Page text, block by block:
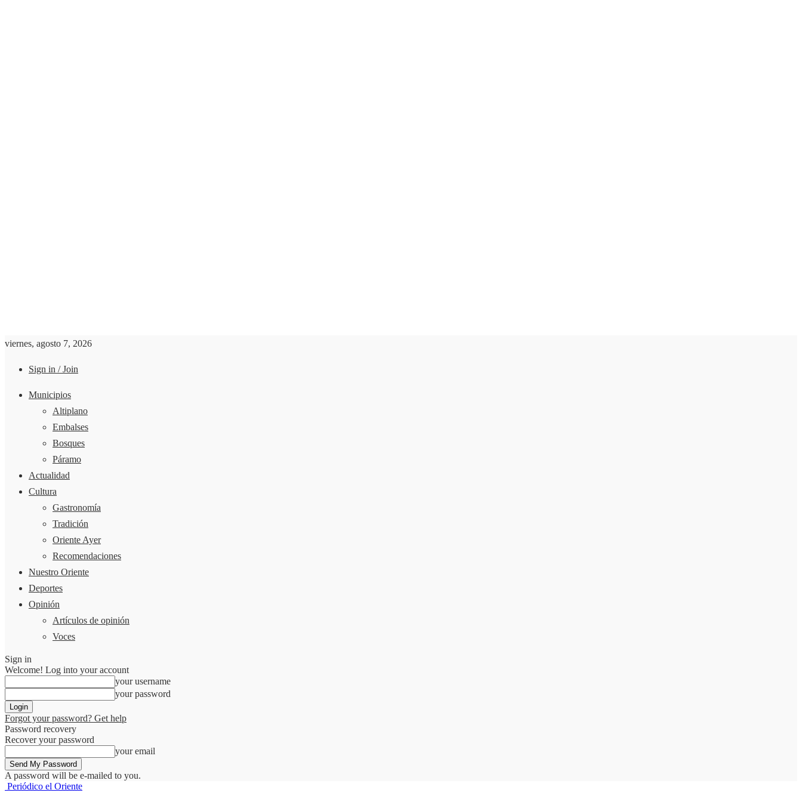
viernes, agosto 7, 2026
Sign in / Join
Municipios
Altiplano
Embalses
Bosques
Páramo
Actualidad
Cultura
Gastronomía
Tradición
Oriente Ayer
Recomendaciones
Nuestro Oriente
Deportes
Opinión
Artículos de opinión
Voces
Sign in
Welcome! Log into your account
your username
your password
Forgot your password? Get help
Password recovery
Recover your password
your email
A password will be e-mailed to you.
Periódico el Oriente